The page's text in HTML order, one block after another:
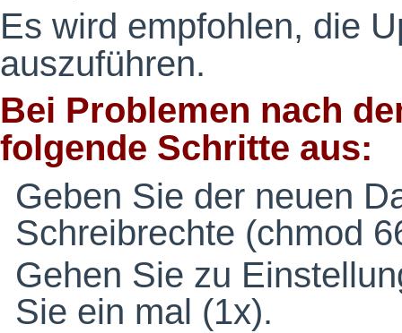
Es wird empfohlen, die
auszuführen.
Bei Problemen nach
folgende Schritte aus:
Geben Sie der neuen
Schreibrechte (chmod
Gehen Sie zu
Sie ein mal (1x).